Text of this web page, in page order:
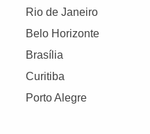
Rio de Janeiro
Belo Horizonte
Brasília
Curitiba
Porto Alegre